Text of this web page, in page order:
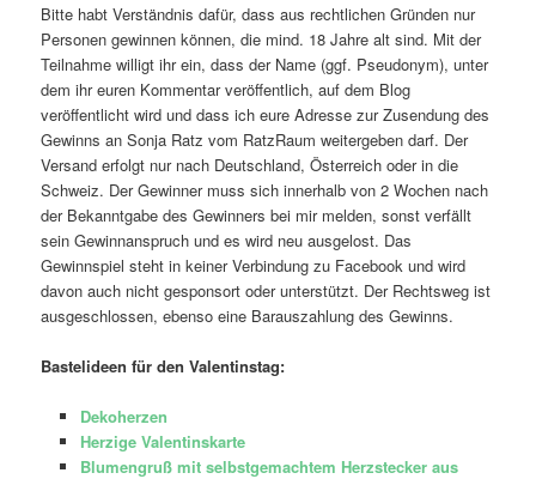
Bitte habt Verständnis dafür, dass aus rechtlichen Gründen nur
Personen gewinnen können, die mind. 18 Jahre alt sind. Mit der
Teilnahme willigt ihr ein, dass der Name (ggf. Pseudonym), unter
dem ihr euren Kommentar veröffentlich, auf dem Blog
veröffentlicht wird und dass ich eure Adresse zur Zusendung des
Gewinns an Sonja Ratz vom RatzRaum weitergeben darf. Der
Versand erfolgt nur nach Deutschland, Österreich oder in die
Schweiz. Der Gewinner muss sich innerhalb von 2 Wochen nach
der Bekanntgabe des Gewinners bei mir melden, sonst verfällt
sein Gewinnanspruch und es wird neu ausgelost. Das
Gewinnspiel steht in keiner Verbindung zu Facebook und wird
davon auch nicht gesponsort oder unterstützt. Der Rechtsweg ist
ausgeschlossen, ebenso eine Barauszahlung des Gewinns.
Bastelideen für den Valentinstag:
Dekoherzen
Herzige Valentinskarte
Blumengruß mit selbstgemachtem Herzstecker aus